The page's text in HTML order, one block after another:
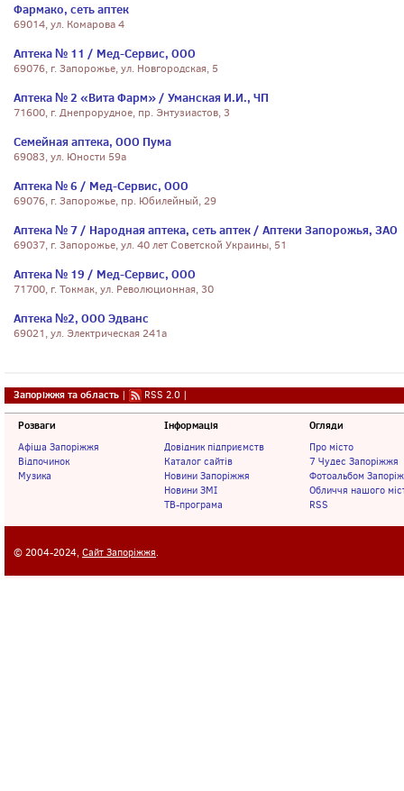
Фармако, сеть аптек
69014, ул. Комарова 4
Аптека № 11 / Мед-Сервис, ООО
69076, г. Запорожье, ул. Новгородская, 5
Аптека № 2 «Вита Фарм» / Уманская И.И., ЧП
71600, г. Днепрорудное, пр. Энтузиастов, 3
Семейная аптека, ООО Пума
69083, ул. Юности 59а
Аптека № 6 / Мед-Сервис, ООО
69076, г. Запорожье, пр. Юбилейный, 29
Аптека № 7 / Народная аптека, сеть аптек / Аптеки Запорожья, ЗАО
69037, г. Запорожье, ул. 40 лет Советской Украины, 51
Аптека № 19 / Мед-Сервис, ООО
71700, г. Токмак, ул. Революционная, 30
Аптека №2, ООО Эдванс
69021, ул. Электрическая 241а
Запоріжжя та область | RSS 2.0 |
Розваги
Афіша Запоріжжя
Відпочинок
Музика
Інформація
Довідник підприємств
Каталог сайтів
Новини Запоріжжя
Новини ЗМІ
ТВ-програма
Огляди
Про місто
7 Чудес Запоріжжя
Фотоальбом
Обличчя нашого
RSS
© 2004-2024, Сайт Запоріжжя.